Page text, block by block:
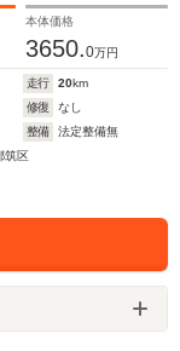
本体価格
3650.0万円
走行 20km
修復
なし
整備
法定整備無
筑区